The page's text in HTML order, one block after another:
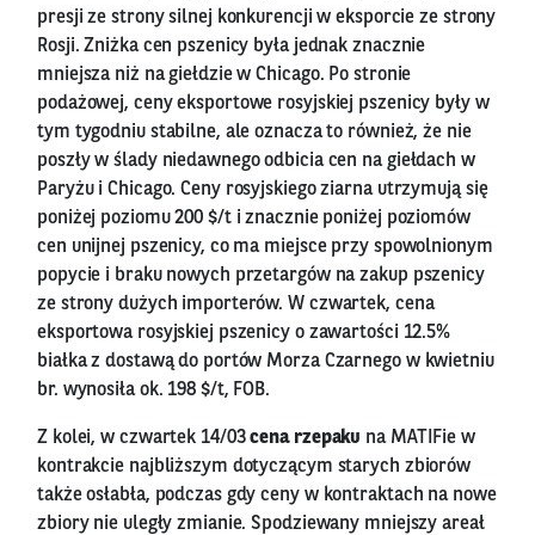
presji ze strony silnej konkurencji w eksporcie ze strony
Rosji. Zniżka cen pszenicy była jednak znacznie
mniejsza niż na giełdzie w Chicago. Po stronie
podażowej, ceny eksportowe rosyjskiej pszenicy były w
tym tygodniu stabilne, ale oznacza to również, że nie
poszły w ślady niedawnego odbicia cen na giełdach w
Paryżu i Chicago. Ceny rosyjskiego ziarna utrzymują się
poniżej poziomu 200 $/t i znacznie poniżej poziomów
cen unijnej pszenicy, co ma miejsce przy spowolnionym
popycie i braku nowych przetargów na zakup pszenicy
ze strony dużych importerów. W czwartek, cena
eksportowa rosyjskiej pszenicy o zawartości 12.5%
białka z dostawą do portów Morza Czarnego w kwietniu
br. wynosiła ok. 198 $/t, FOB.
Z kolei, w czwartek 14/03cena rzepaku na MATIFie w
kontrakcie najbliższym dotyczącym starych zbiorów
także osłabła, podczas gdy ceny w kontraktach na nowe
zbiory nie uległy zmianie. Spodziewany mniejszy areał